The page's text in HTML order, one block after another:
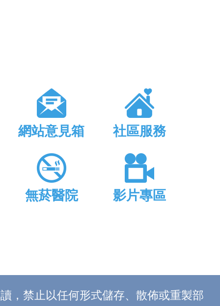
網站意見箱 社區服務
無菸醫院 影片專區
，禁止以任何形式儲存、散佈或重製部